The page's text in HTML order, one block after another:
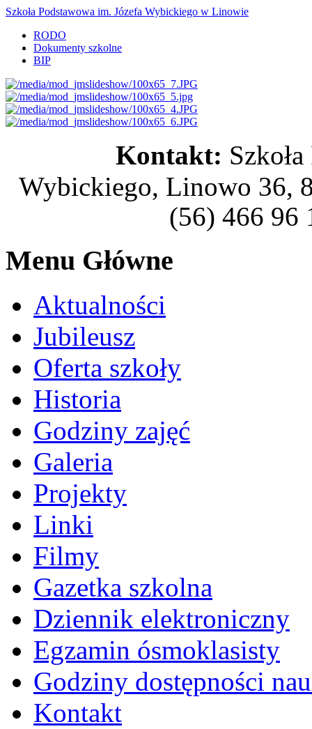
Szkoła Podstawowa im. Józefa Wybickiego w Linowie
RODO
Dokumenty szkolne
BIP
Kontakt:
Wybickiego, Linowo 36,
(56) 466 96
Menu Główne
Aktualności
Jubileusz
Oferta szkoły
Historia
Godziny zajęć
Galeria
Projekty
Linki
Filmy
Gazetka szkolna
Dziennik elektroniczny
Egzamin ósmoklasisty
Godziny dostępności
Kontakt